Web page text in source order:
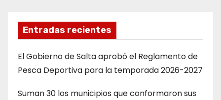
Entradas recientes
El Gobierno de Salta aprobó el Reglamento de
Pesca Deportiva para la temporada 2026-2027
Suman 30 los municipios que conformaron sus